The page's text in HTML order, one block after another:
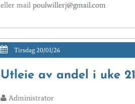
eller mail poulwillerj@gmail.com
Tirsdag 20/01/26
Utleie av andel i uke 21
Administrator